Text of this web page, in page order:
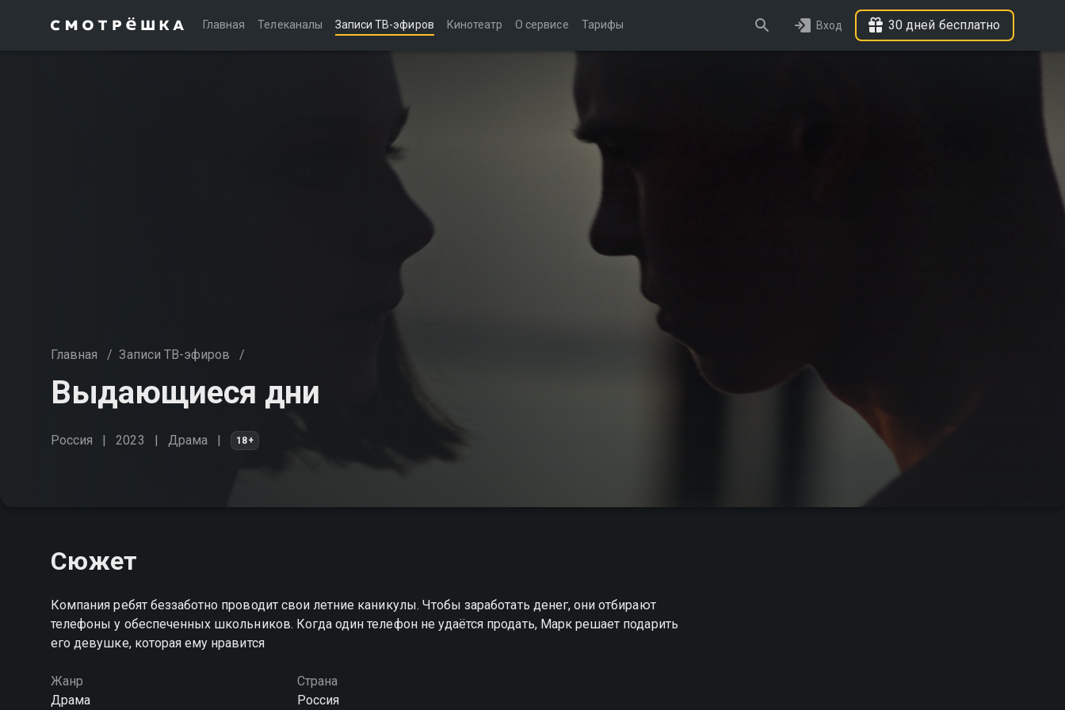
Главная Телеканалы Записи ТВ-эфиров Кинотеатр О сервисе Тарифы Вход 30 дней бесплатно
Главная / Записи ТВ-эфиров /
Выдающиеся дни
Россия 2023 Драма 18+
Сюжет
Компания ребят беззаботно проводит свои летние каникулы. Чтобы заработать денег, они отбирают
телефоны у обеспеченных школьников. Когда один телефон не удаётся продать, Марк решает подарить
его девушке, которая ему нравится
Жанр
Драма
Страна
Россия